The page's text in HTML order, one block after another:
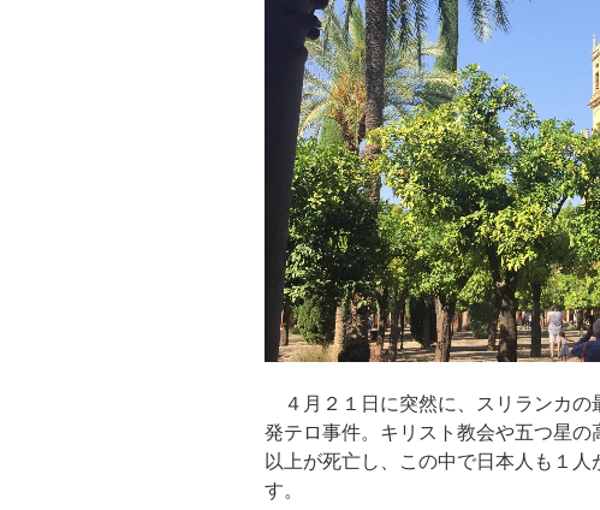
４月２１日に突然に、スリランカの
発テロ事件。キリスト教会や五つ星の
以上が死亡し、この中で日本人も１
す。